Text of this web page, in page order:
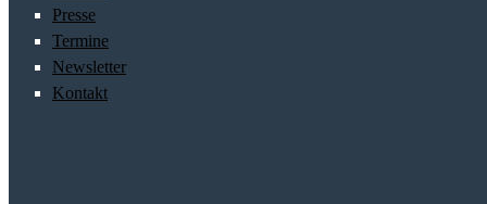
Presse
Termine
Newsletter
Kontakt